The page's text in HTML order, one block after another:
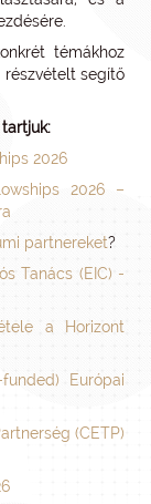
témákhoz
segítő
2026
2026 –
partnereket?
Tanács (EIC) -
a Horizont
Európai
(CETP)